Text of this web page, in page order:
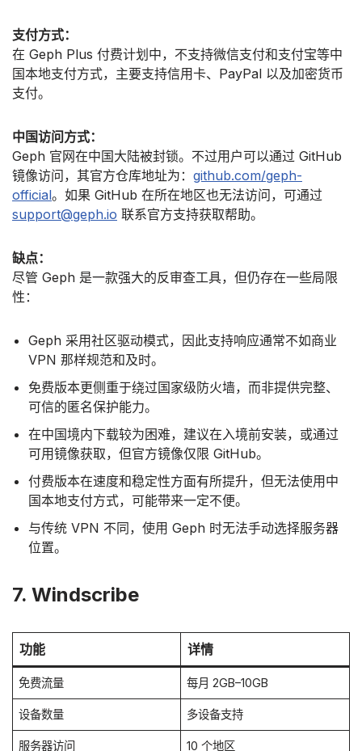
支付方式：
在 Geph Plus 付费计划中，不支持微信支付和支付宝等中
国本地支付方式，主要支持信用卡、PayPal 以及加密货币
支付。
中国访问方式：
Geph 官网在中国大陆被封锁。不过用户可以通过 GitHub
镜像访问，其官方仓库地址为： github.com/geph-
official。如果 GitHub 在所在地区也无法访问，可通过
support@geph.io 联系官方支持获取帮助。
缺点：
尽管 Geph 是一款强大的反审查工具，但仍存在一些局限
性：
Geph 采用社区驱动模式，因此支持响应通常不如商业
VPN 那样规范和及时。
免费版本更侧重于绕过国家级防火墙，而非提供完整、
可信的匿名保护能力。
在中国境内下载较为困难，建议在入境前安装，或通过
可用镜像获取，但官方镜像仅限 GitHub。
付费版本在速度和稳定性方面有所提升，但无法使用中
国本地支付方式，可能带来一定不便。
与传统 VPN 不同，使用 Geph 时无法手动选择服务器
位置。
7. Windscribe
功能 详情
免费流量 每月 2GB–10GB
设备数量 多设备支持
服务器访问 10 个地区